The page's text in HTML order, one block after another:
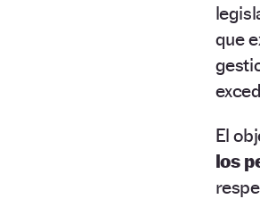
que
El
los